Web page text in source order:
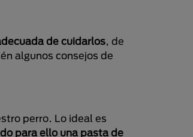
de cuidarlos, de
algunos consejos de
perro. Lo ideal es
para ello una pasta de